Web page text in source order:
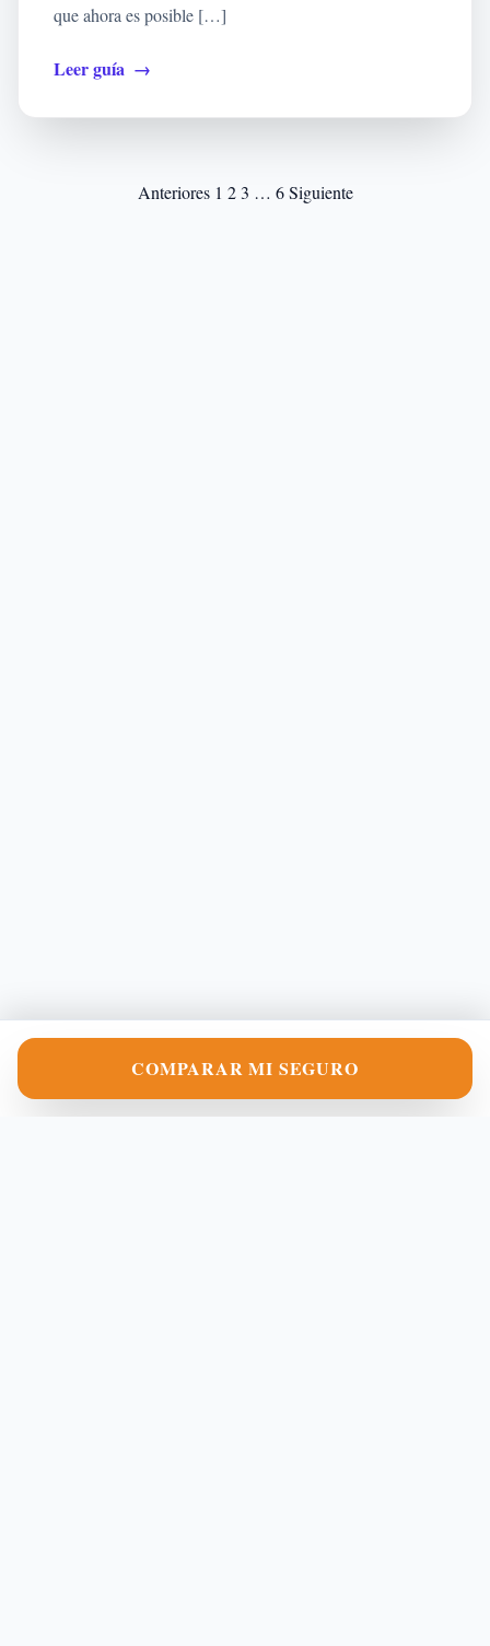
que ahora es posible […]
Leer guía →
Paginación
Anteriores 1 2 3 … 6 Siguiente
COMPARAR MI SEGURO